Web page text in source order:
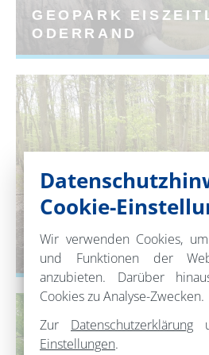
GEOPARK
ODERRAND
GRUMSINER
Cookie-
Wir verwenden Cookies,
und Funktionen der
anzubieten. Darüber
Cookies zu Analyse-Zwecken.
Zur Datenschutzerklärung
Einstellungen.